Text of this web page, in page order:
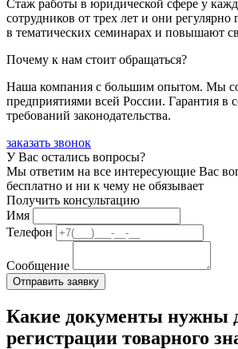
Стаж работы в юридической сфере у
сотрудников от трех лет и они
в тематических семинарах и повышают
Почему к нам стоит обращаться?
Наша компания с большим опытом. Мы
предприятиями всей России. Гарантия в
требований законодательства.
заказать звонок
У Вас остались вопросы?
Мы ответим на все интересующие Вас
бесплатно и ни к чему не обязывает
Получить консультацию
Имя
Телефон
Сообщение
Какие документы нужны
регистрации товарного